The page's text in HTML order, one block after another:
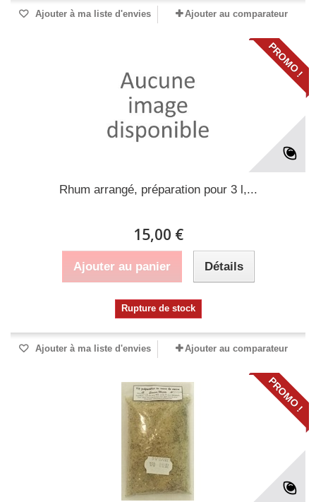
Ajouter à ma liste d'envies Ajouter au comparateur
PROMO !
Rhum arrangé, préparation pour 3 l,...
15,00 €
Ajouter au panier Détails
Rupture de stock
Ajouter à ma liste d'envies Ajouter au comparateur
PROMO !